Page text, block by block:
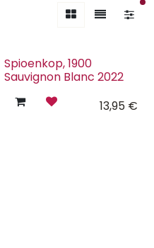
Spioenkop, 1900
Sauvignon Blanc 2022
13,95€